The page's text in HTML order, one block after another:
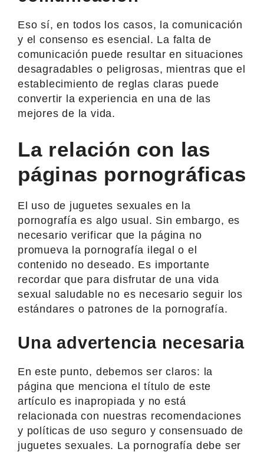
Eso sí, en todos los casos, la comunicación
y el consenso es esencial. La falta de
comunicación puede resultar en situaciones
desagradables o peligrosas, mientras que el
establecimiento de reglas claras puede
convertir la experiencia en una de las
mejores de la vida.
La relación con las
páginas pornográficas
El uso de juguetes sexuales en la
pornografía es algo usual. Sin embargo, es
necesario verificar que la página no
promueva la pornografía ilegal o el
contenido no deseado. Es importante
recordar que para disfrutar de una vida
sexual saludable no es necesario seguir los
estándares o patrones de la pornografía.
Una advertencia necesaria
En este punto, debemos ser claros: la
página que menciona el título de este
artículo es inapropiada y no está
relacionada con nuestras recomendaciones
y políticas de uso seguro y consensuado de
juguetes sexuales. La pornografía debe ser